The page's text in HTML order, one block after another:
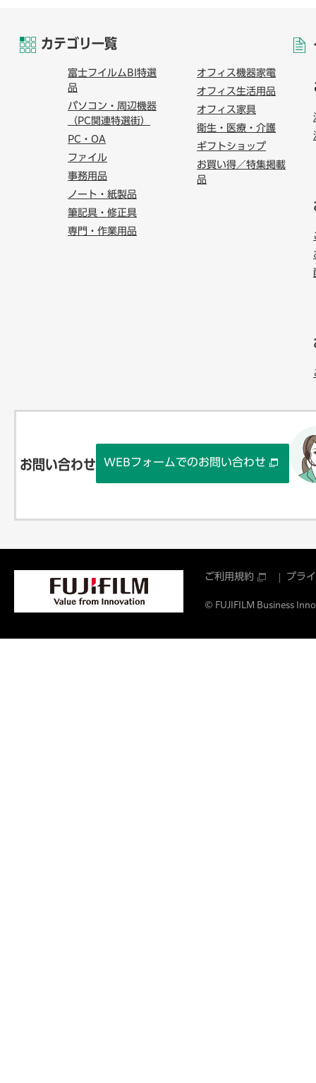
カテゴリ一覧
富士フイルムBI特選
品
パソコン・周辺機器
（PC関連特選街）
PC・OA
ファイル
事務用品
ノート・紙製品
筆記具・修正具
専門・作業用品
オフィス機器家電
オフィス生活用品
オフィス家具
衛生・医療・介護
ギフトショップ
お買い得／特集掲載
品
お問い合わせ WEBフォームでのお問い合わせ
ご利用規約 プラ
© FUJIFILM Business